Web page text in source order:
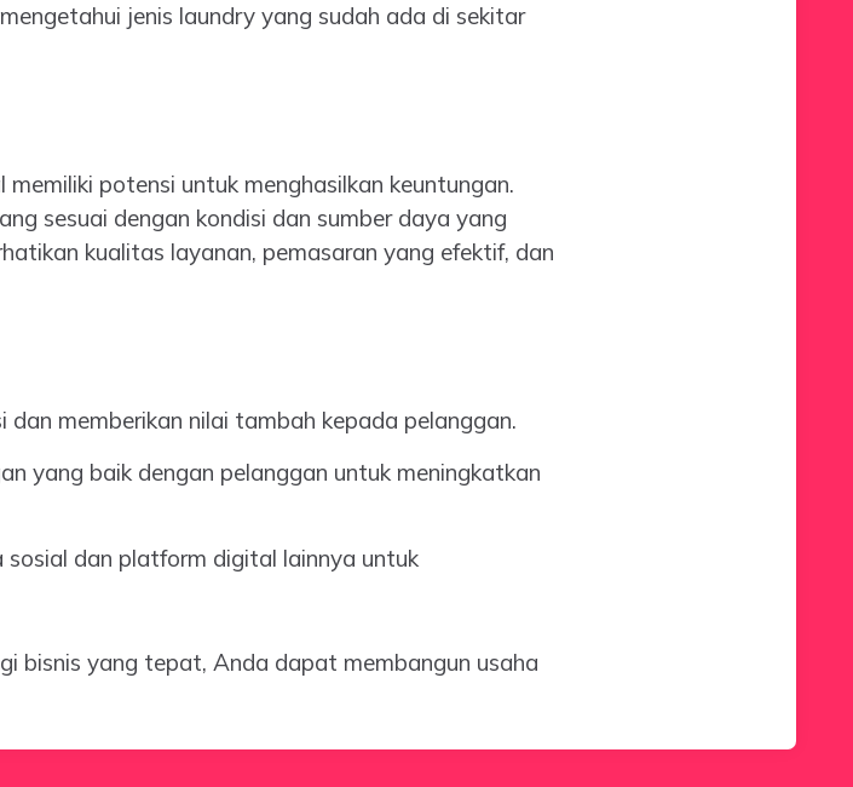
jenis laundry yang sudah ada di sekitar
potensi untuk menghasilkan keuntungan.
sesuai dengan kondisi dan sumber daya yang
kualitas layanan, pemasaran yang efektif, dan
memberikan nilai tambah kepada pelanggan.
yang baik dengan pelanggan untuk meningkatkan
dan platform digital lainnya untuk
bisnis yang tepat, Anda dapat membangun usaha